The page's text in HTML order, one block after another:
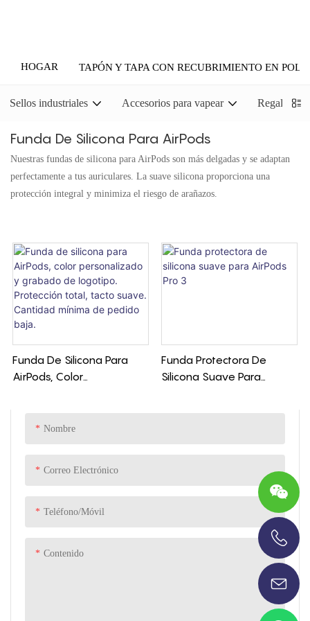
HOGAR TAPÓN Y TAPA CON RECUBRIMIENTO EN
Sellos industriales Accesorios para vapear Regalos
Funda De Silicona Para AirPods
Nuestras fundas de silicona para AirPods son más delgadas y se adaptan
perfectamente a tus auriculares. La suave silicona proporciona una
protección integral y minimiza el riesgo de arañazos.
Nombre
Correo Electrónico
Teléfono/Móvil
Contenido
Funda De Silicona Para
AirPods, Color
Total, Tacto Suave.
Funda Protectora De
Silicona Suave Para